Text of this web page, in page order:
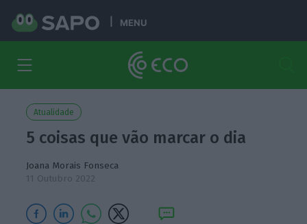
MENU
Atualidade
5 coisas que vão marcar o dia
Joana Morais Fonseca
11 Outubro 2022